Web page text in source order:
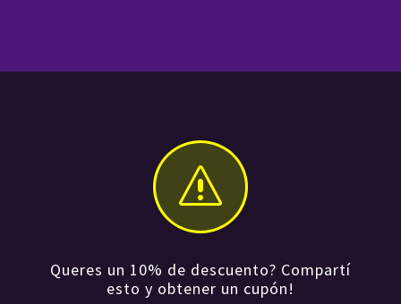
s
Queres un 10% de descuento? Compartí
esto y obtener un cupón!